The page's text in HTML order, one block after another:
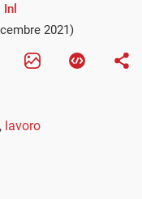
Inl
2021)
, lavoro